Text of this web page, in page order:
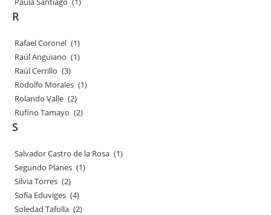
R
Rafael Coronel (1)
Raúl Anguiano (1)
Raúl Cerrillo (3)
Rodolfo Morales (1)
Rolando Valle (2)
Rufino Tamayo (2)
S
Salvador Castro de la Rosa (1)
Segundo Planes (1)
Silvia Torres (2)
Sofía Eduviges (4)
Soledad Tafolla (2)